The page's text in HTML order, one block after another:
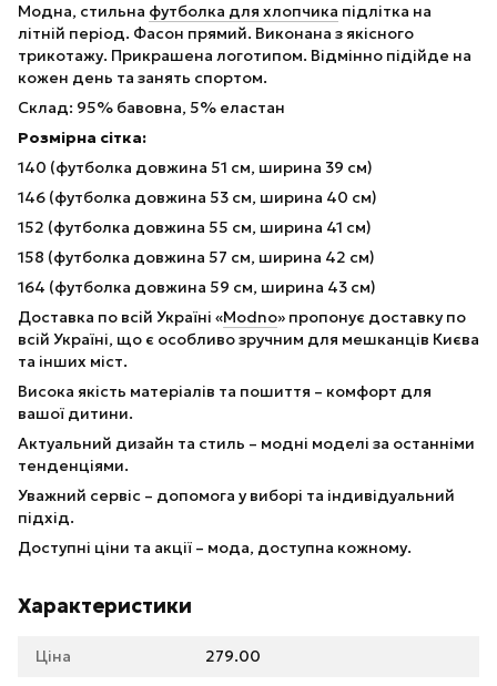
Модна, стильна футболка для хлопчика підлітка на
літній період. Фасон прямий. Виконана з якісного
трикотажу. Прикрашена логотипом. Відмінно підійде на
кожен день та занять спортом.
Склад: 95% бавовна, 5% еластан
Розмірна сітка:
140 (футболка довжина 51 см, ширина 39 см)
146 (футболка довжина 53 см, ширина 40 см)
152 (футболка довжина 55 см, ширина 41 см)
158 (футболка довжина 57 см, ширина 42 см)
164 (футболка довжина 59 см, ширина 43 см)
Доставка по всій Україні «Modno» пропонує доставку по
всій Україні, що є особливо зручним для мешканців Києва
та інших міст.
Висока якість матеріалів та пошиття – комфорт для
вашої дитини.
Актуальний дизайн та стиль – модні моделі за останніми
тенденціями.
Уважний сервіс – допомога у виборі та індивідуальний
підхід.
Доступні ціни та акції – мода, доступна кожному.
Характеристики
Ціна 279.00